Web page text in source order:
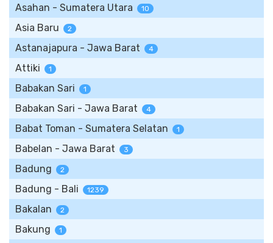
Asahan - Sumatera Utara 10
Asia Baru 2
Astanajapura - Jawa Barat 4
Attiki 1
Babakan Sari 1
Babakan Sari - Jawa Barat 4
Babat Toman - Sumatera Selatan 1
Babelan - Jawa Barat 3
Badung 2
Badung - Bali 1239
Bakalan 2
Bakung 1